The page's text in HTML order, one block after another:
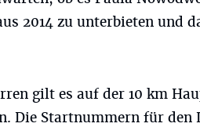
2014 zu unterbieten und
gilt es auf der 10 km
Die Startnummern für den